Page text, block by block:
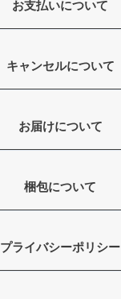
お支払いについて
キャンセルについて
お届けについて
梱包について
プライバシーポリシー